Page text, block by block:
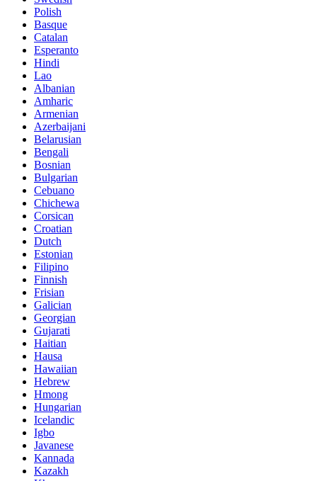
Polish
Basque
Catalan
Esperanto
Hindi
Lao
Albanian
Amharic
Armenian
Azerbaijani
Belarusian
Bengali
Bosnian
Bulgarian
Cebuano
Chichewa
Corsican
Croatian
Dutch
Estonian
Filipino
Finnish
Frisian
Galician
Georgian
Gujarati
Haitian
Hausa
Hawaiian
Hebrew
Hmong
Hungarian
Icelandic
Igbo
Javanese
Kannada
Kazakh